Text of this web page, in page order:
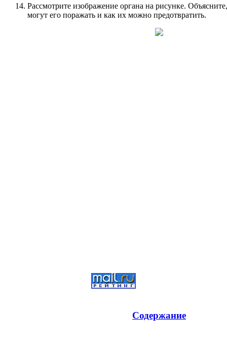
Рассмотрите изображение органа на рисунке.
могут его поражать и как их можно предотвратить.
Содержание